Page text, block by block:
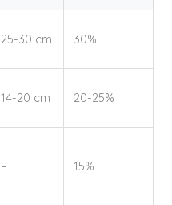
25-30 cm 30%
14-20 cm 20-25%
– 15%